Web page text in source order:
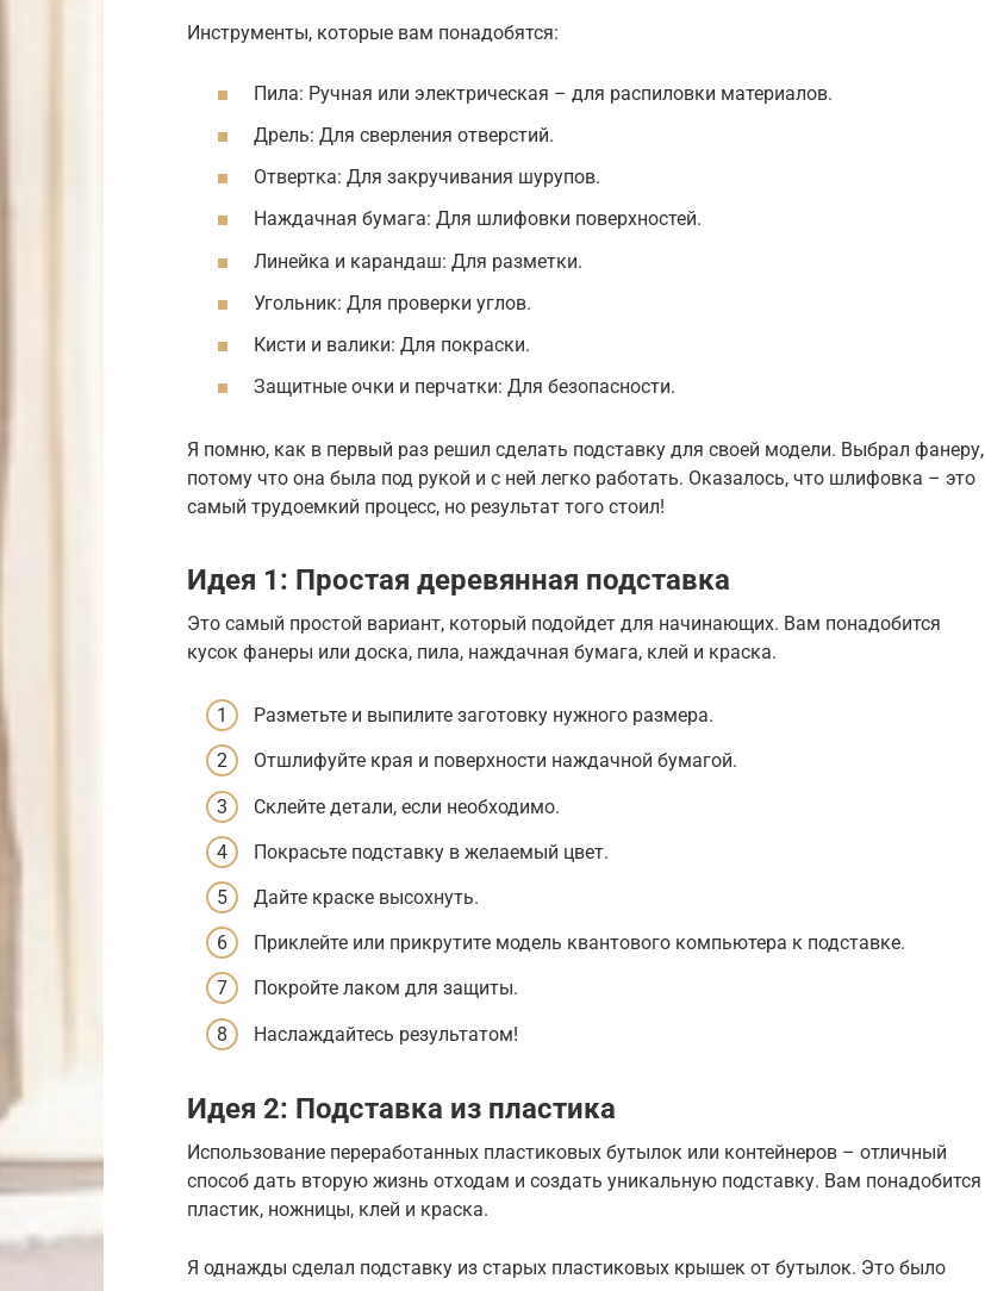
Инструменты, которые вам понадобятся:
Пила: Ручная или электрическая – для распиловки материалов.
Дрель: Для сверления отверстий.
Отвертка: Для закручивания шурупов.
Наждачная бумага: Для шлифовки поверхностей.
Линейка и карандаш: Для разметки.
Угольник: Для проверки углов.
Кисти и валики: Для покраски.
Защитные очки и перчатки: Для безопасности.
Я помню, как в первый раз решил сделать подставку для своей модели. Выбрал фанеру,
потому что она была под рукой и с ней легко работать. Оказалось, что шлифовка – это
самый трудоемкий процесс, но результат того стоил!
Идея 1: Простая деревянная подставка
Это самый простой вариант, который подойдет для начинающих. Вам понадобится
кусок фанеры или доска, пила, наждачная бумага, клей и краска.
Разметьте и выпилите заготовку нужного размера.
Отшлифуйте края и поверхности наждачной бумагой.
Склейте детали, если необходимо.
Покрасьте подставку в желаемый цвет.
Дайте краске высохнуть.
Приклейте или прикрутите модель квантового компьютера к подставке.
Покройте лаком для защиты.
Наслаждайтесь результатом!
Идея 2: Подставка из пластика
Использование переработанных пластиковых бутылок или контейнеров – отличный
способ дать вторую жизнь отходам и создать уникальную подставку. Вам понадобится
пластик, ножницы, клей и краска.
Я однажды сделал подставку из старых пластиковых крышек от бутылок. Это было